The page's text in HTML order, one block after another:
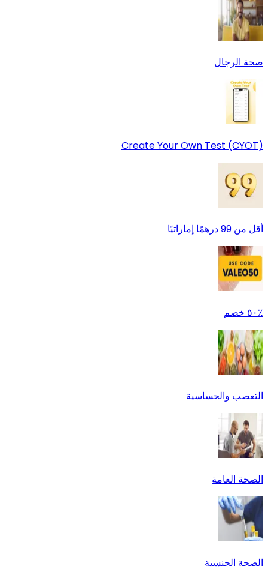
صحة الرجال
Create Your Own Test (CYOT)
أقل من 99 درهمًا إماراتيًا
٪٥٠ خصم
التعصب والحساسية
الصحة العامة
الصحة الجنسية